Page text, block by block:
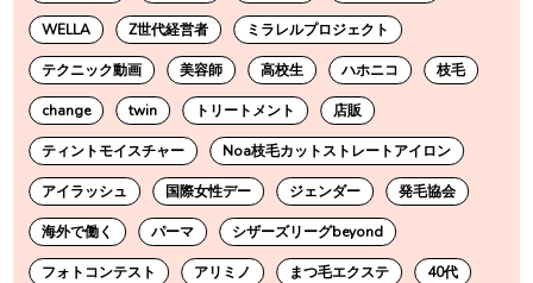
WELLA Z世代経営者 ミラレルプロジェクト
テクニック動画 美容師 高校生 ハホニコ 枝毛
change twin トリートメント 店販
ティントモイスチャー Noa枝毛カットストレートアイロン
アイラッシュ 国際女性デー ジェンダー 発毛協会
海外で働く パーマ シザーズリーグbeyond
フォトコンテスト アリミノ まつ毛エクステ 40代